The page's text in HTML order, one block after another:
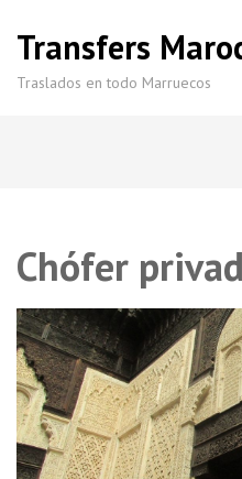
Transfers
Traslados en todo Marruecos
Chófer